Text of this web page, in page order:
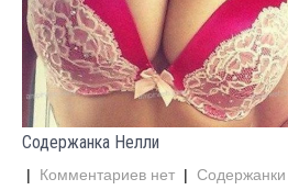
Содержанка Нелли
| Комментариев нет | Содержанки